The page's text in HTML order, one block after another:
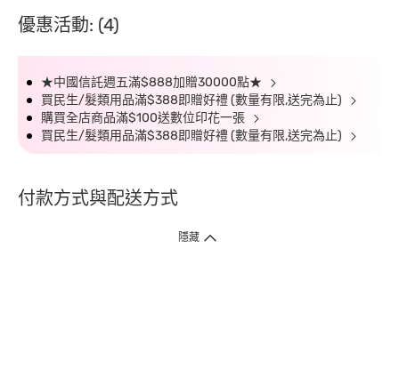
優惠活動: (4)
★中國信託週五滿$888加贈30000點★
買民生/髮類用品滿$388即贈好禮 (數量有限,送完為止)
購買全店商品滿$100送數位印花一張
買民生/髮類用品滿$388即贈好禮 (數量有限,送完為止)
付款方式與配送方式
隱藏